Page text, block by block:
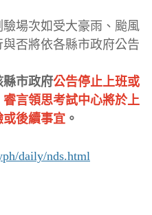
場次如受大豪雨、颱風
否將依各縣市政府公告
縣市政府公告停止上班或
言領思考試中心將於上
後續事宜 。
daily/nds.html